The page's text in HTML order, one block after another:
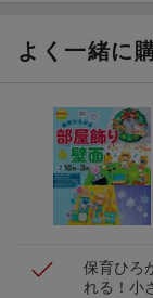
ト山分け
エントリー＆
ラン）が当たる
楽天モバイル
進呈
よく一緒に
保育ひろ
れる！小